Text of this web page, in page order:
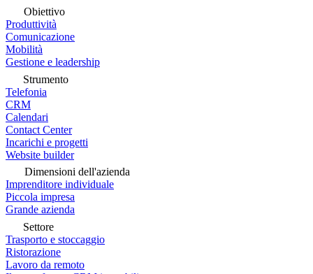
Obiettivo
Produttività
Comunicazione
Mobilità
Gestione e leadership
Strumento
Telefonia
CRM
Calendari
Contact Center
Incarichi e progetti
Website builder
Dimensioni dell'azienda
Imprenditore individuale
Piccola impresa
Grande azienda
Settore
Trasporto e stoccaggio
Ristorazione
Lavoro da remoto